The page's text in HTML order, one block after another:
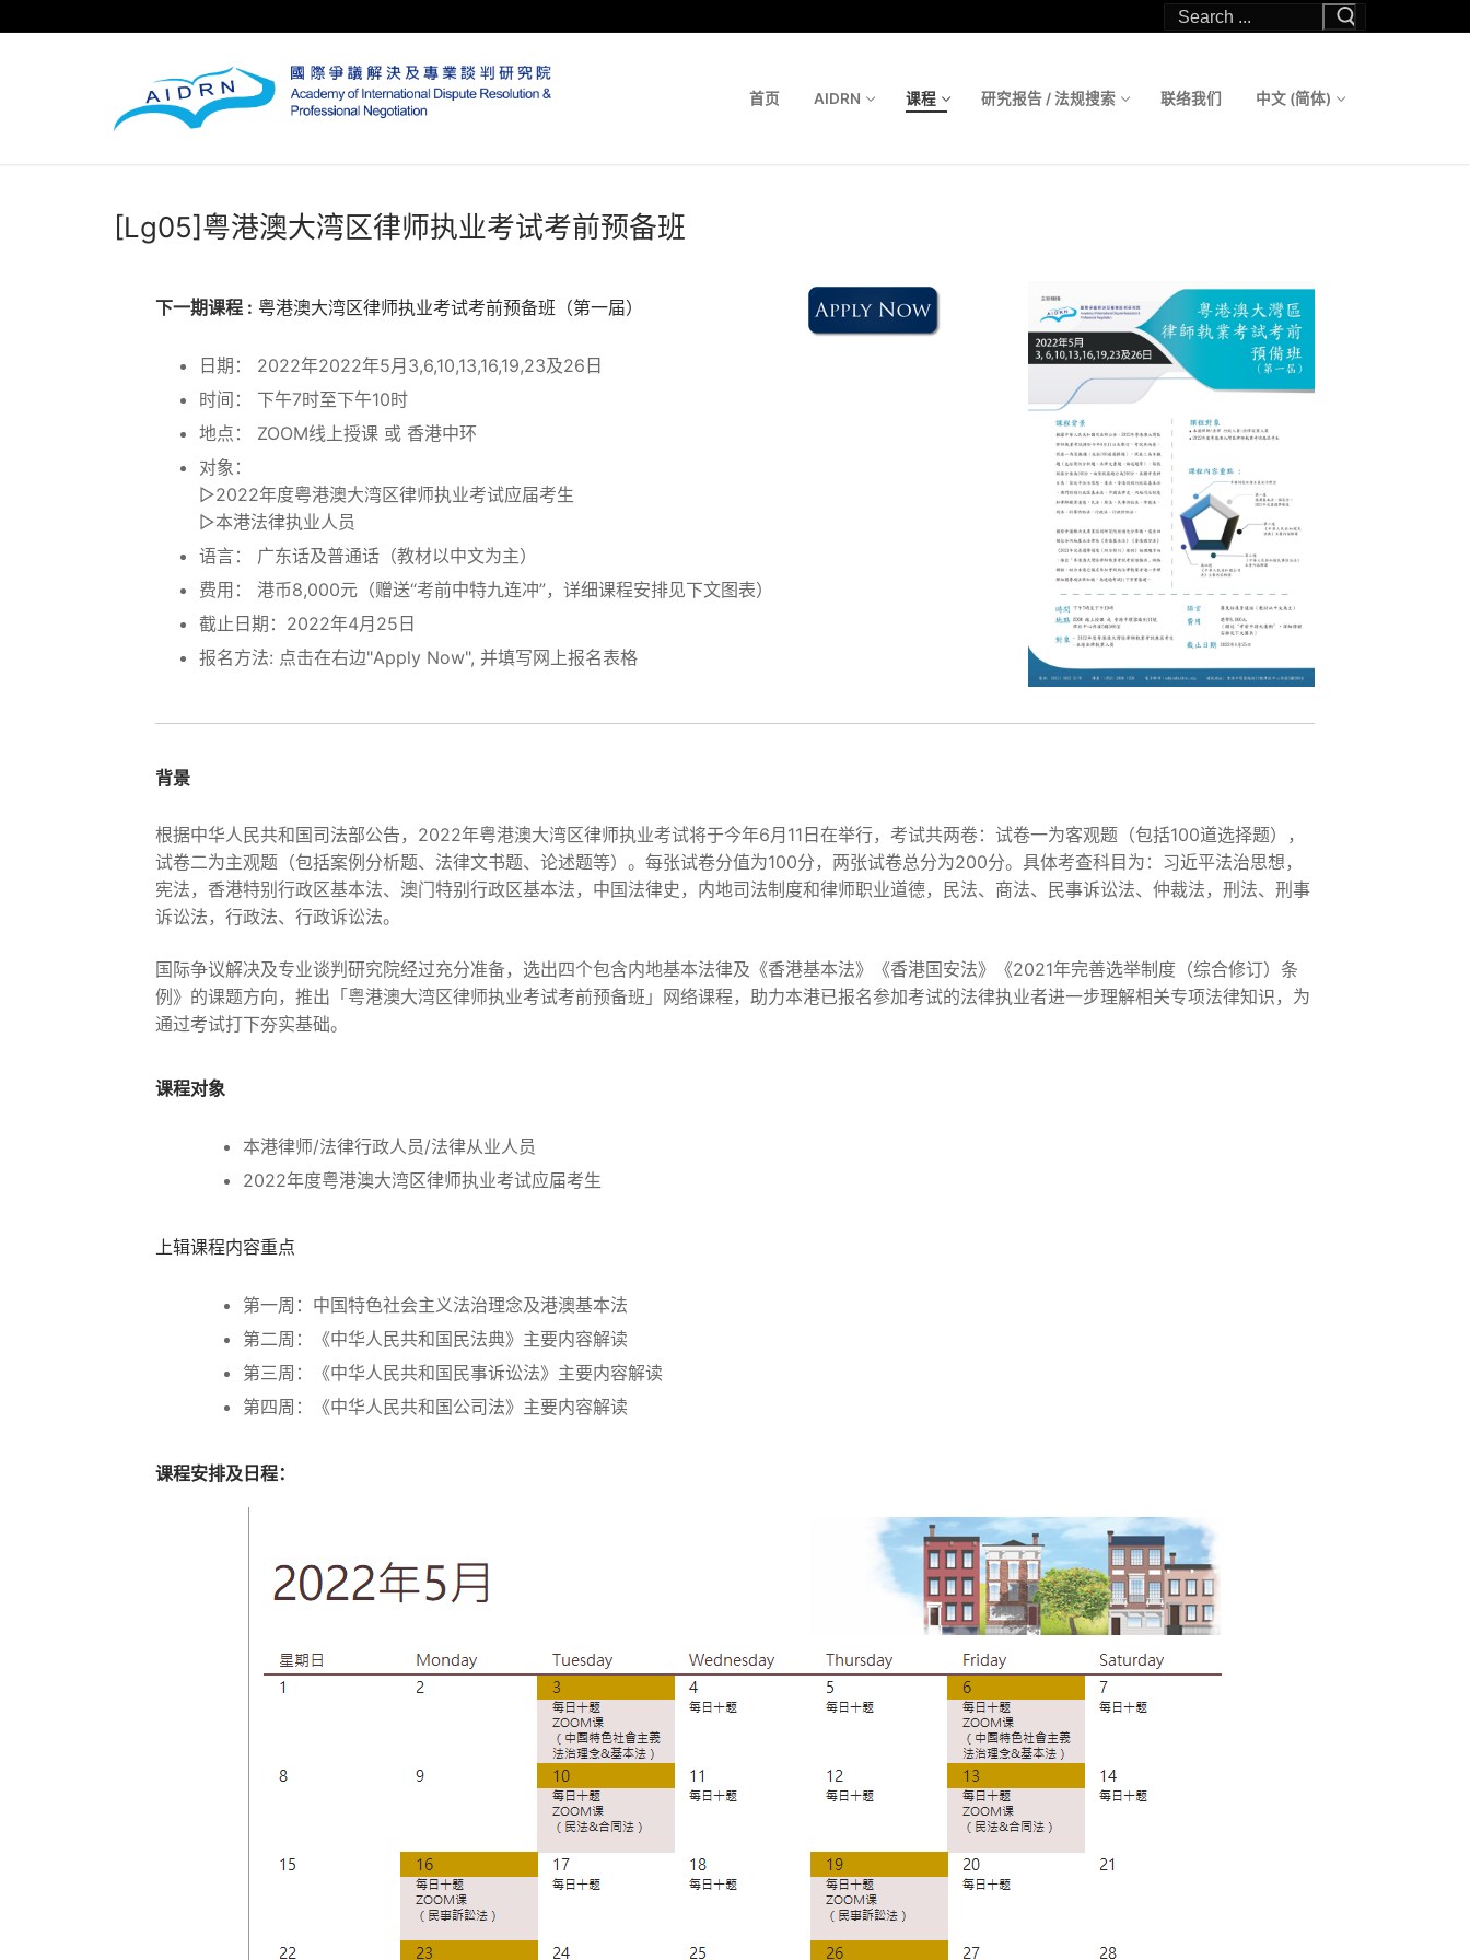
to
Search
for:
首页 AIDRN 课程 研究报告 / 法规搜索 联络我们 中文 (简体)
[Lg05]粤港澳大湾区律师执业考试考前预备班
下一期课程 : 粤港澳大湾区律师执业考试考前预备班（第一届）
日期： 2022年2022年5月3,6,10,13,16,19,23及26日
时间： 下午7时至下午10时
地点： ZOOM线上授课 或 香港中环
对象：
▷2022年度粤港澳大湾区律师执业考试应届考生
▷本港法律执业人员
语言： 广东话及普通话（教材以中文为主）
费用： 港币8,000元（赠送“考前中特九连冲”，详细课程安排见下文图表）
截止日期：2022年4月25日
报名方法: 点击在右边"Apply Now", 并填写网上报名表格
背景
根据中华人民共和国司法部公告，2022年粤港澳大湾区律师执业考试将于今年6月11日在举行，考试共两卷：试卷一为客观题（包括100道选择题），
试卷二为主观题（包括案例分析题、法律文书题、论述题等）。每张试卷分值为100分，两张试卷总分为200分。具体考查科目为：习近平法治思想，
宪法，香港特别行政区基本法、澳门特别行政区基本法，中国法律史，内地司法制度和律师职业道德，民法、商法、民事诉讼法、仲裁法，刑法、刑事
诉讼法，行政法、行政诉讼法。
国际争议解决及专业谈判研究院经过充分准备，选出四个包含内地基本法律及《香港基本法》《香港国安法》《2021年完善选举制度（综合修订）条
例》的课题方向，推出「粤港澳大湾区律师执业考试考前预备班 」网络课程，助力本港已报名参加考试的法律执业者进一步理解相关专项法律知识，为
通过考试打下夯实基础。
课程对象
本港律师/法律行政人员/法律从业人员
2022年度粤港澳大湾区律师执业考试应届考生
上辑课程内容重点
第一周：中国特色社会主义法治理念及港澳基本法
第二周：《中华人民共和国民法典》主要内容解读
第三周：《中华人民共和国民事诉讼法》主要内容解读
第四周：《中华人民共和国公司法》主要内容解读
课程安排及日程：